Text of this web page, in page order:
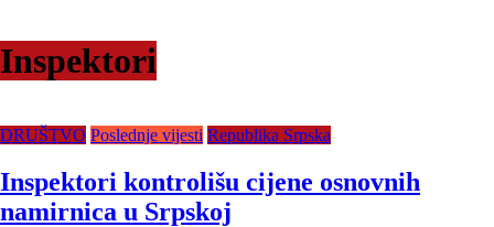
Inspektori
DRUŠTVO Poslednje vijesti Republika Srpska
Inspektori kontrolišu cijene osnovnih
namirnica u Srpskoj